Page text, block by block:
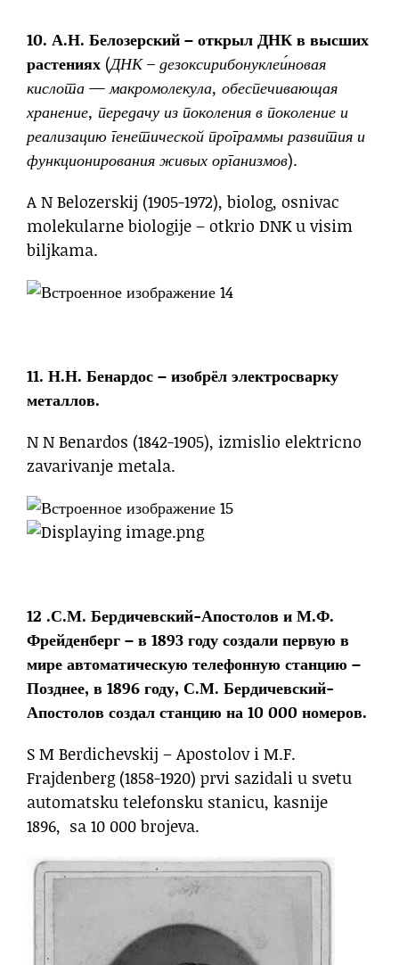
10. А.Н. Белозерский – открыл ДНК в высших
растениях (ДНК – дезоксирибонуклеи́новая
кислота — макромолекула, обеспечивающая
хранение, передачу из поколения в поколение и
реализацию генетической программы развития и
функционирования живых организмов).
A N Belozerskij (1905-1972), biolog, osnivac
molekularne biologije – otkrio DNK u visim
biljkama.
11. Н.Н. Бенардос – изобрёл электросварку
металлов.
N N Benardos (1842-1905), izmislio elektricno
zavarivanje metala.
12 .С.М. Бердичевский-Апостолов и М.Ф.
Фрейденберг – в 1893 году создали первую в
мире автоматическую телефонную станцию –
Позднее, в 1896 году, С.М. Бердичевский-
Апостолов создал станцию на 10 000 номеров.
S M Berdichevskij – Apostolov i M.F.
Frajdenberg (1858-1920) prvi sazidali u svetu
automatsku telefonsku stanicu, kasnije
1896, sa 10 000 brojeva.